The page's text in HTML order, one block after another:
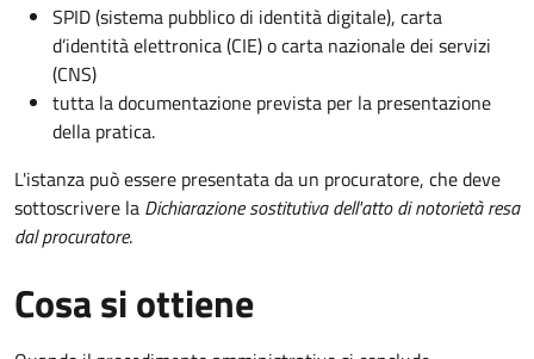
SPID (sistema pubblico di identità digitale), carta
d’identità elettronica (CIE) o carta nazionale dei servizi
(CNS)
tutta la documentazione prevista per la presentazione
della pratica.
L'istanza può essere presentata da un procuratore, che deve
sottoscrivere la Dichiarazione sostitutiva dell'atto di notorietà resa
dal procuratore.
Cosa si ottiene